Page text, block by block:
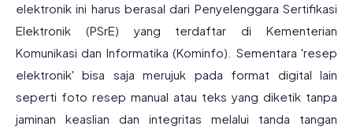
elektronik ini harus berasal dari Penyelenggara Sertifikasi
Elektronik (PSrE) yang terdaftar di Kementerian
Komunikasi dan Informatika (Kominfo). Sementara 'resep
elektronik' bisa saja merujuk pada format digital lain
seperti foto resep manual atau teks yang diketik tanpa
jaminan keaslian dan integritas melalui tanda tangan